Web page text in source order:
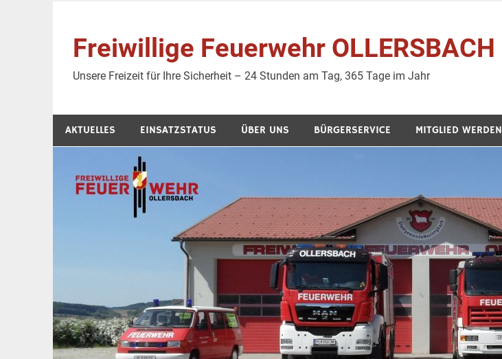
springen
Freiwillige Feuerwehr OLLERSBACH
Unsere Freizeit für Ihre Sicherheit – 24 Stunden am Tag, 365 Tage im Jahr
AKTUELLES EINSATZSTATUS ÜBER UNS BÜRGERSERVICE MITGLIED WERDEN